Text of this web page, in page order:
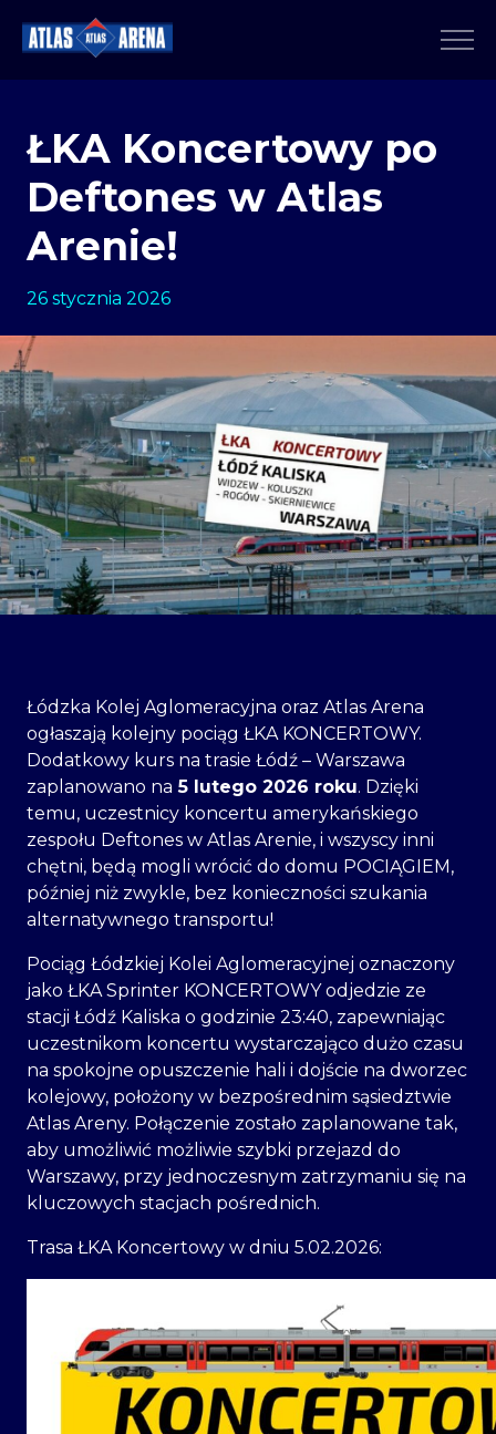
ŁKA Koncertowy po
Deftones w Atlas
Arenie!
26 stycznia 2026
Łódzka Kolej Aglomeracyjna oraz Atlas Arena
ogłaszają kolejny pociąg ŁKA KONCERTOWY.
Dodatkowy kurs na trasie Łódź – Warszawa
zaplanowano na 5 lutego 2026 roku. Dzięki
temu, uczestnicy koncertu amerykańskiego
zespołu Deftones w Atlas Arenie, i wszyscy inni
chętni, będą mogli wrócić do domu POCIĄGIEM,
później niż zwykle, bez konieczności szukania
alternatywnego transportu!
Pociąg Łódzkiej Kolei Aglomeracyjnej oznaczony
jako ŁKA Sprinter KONCERTOWY odjedzie ze
stacji Łódź Kaliska o godzinie 23:40, zapewniając
uczestnikom koncertu wystarczająco dużo czasu
na spokojne opuszczenie hali i dojście na dworzec
kolejowy, położony w bezpośrednim sąsiedztwie
Atlas Areny. Połączenie zostało zaplanowane tak,
aby umożliwić możliwie szybki przejazd do
Warszawy, przy jednoczesnym zatrzymaniu się na
kluczowych stacjach pośrednich.
Trasa ŁKA Koncertowy w dniu 5.02.2026: